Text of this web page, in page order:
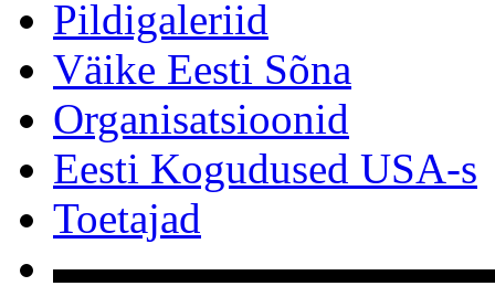
Pildigaleriid
Väike Eesti Sõna
Organisatsioonid
Eesti Kogudused USA-s
Toetajad